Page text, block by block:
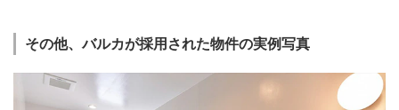
その他、バルカが採用された物件の実例写真